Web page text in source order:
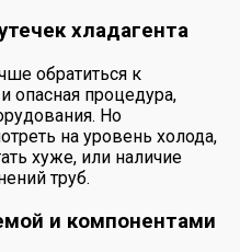
хладагента
обратиться к
опасная процедура,
Но
на уровень холода,
хуже, или наличие
труб.
и компонентами